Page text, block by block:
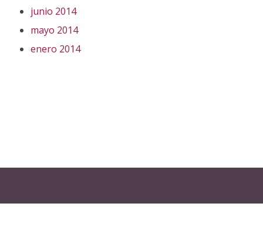
junio 2014
mayo 2014
enero 2014